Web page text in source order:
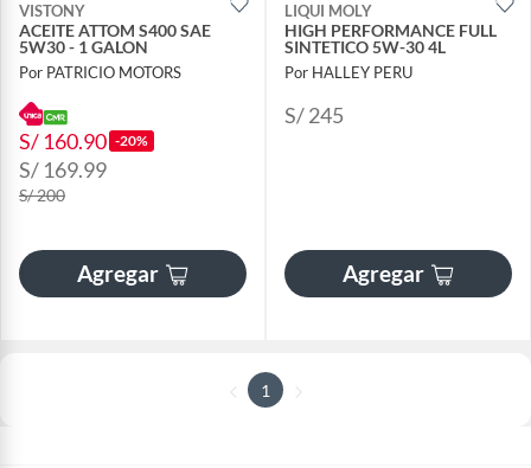
VISTONY
ACEITE ATTOM S400 SAE
5W30 - 1 GALON
Por PATRICIO MOTORS
S/ 160.90 -20%
S/ 169.99
S/ 200
Agregar
LIQUI MOLY
HIGH PERFORMANCE FULL
SINTETICO 5W-30 4L
Por HALLEY PERU
S/ 245
Agregar
1